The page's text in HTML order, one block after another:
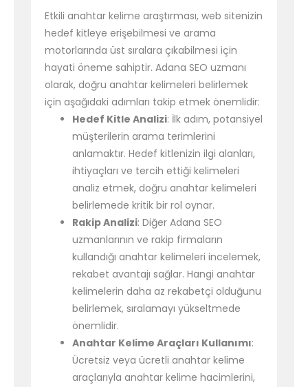
Etkili anahtar kelime araştırması, web sitenizin
hedef kitleye erişebilmesi ve arama
motorlarında üst sıralara çıkabilmesi için
hayati öneme sahiptir. Adana SEO uzmanı
olarak, doğru anahtar kelimeleri belirlemek
için aşağıdaki adımları takip etmek önemlidir:
Hedef Kitle Analizi: İlk adım, potansiyel
müşterilerin arama terimlerini
anlamaktır. Hedef kitlenizin ilgi alanları,
ihtiyaçları ve tercih ettiği kelimeleri
analiz etmek, doğru anahtar kelimeleri
belirlemede kritik bir rol oynar.
Rakip Analizi: Diğer Adana SEO
uzmanlarının ve rakip firmaların
kullandığı anahtar kelimeleri incelemek,
rekabet avantajı sağlar. Hangi anahtar
kelimelerin daha az rekabetçi olduğunu
belirlemek, sıralamayı yükseltmede
önemlidir.
Anahtar Kelime Araçları Kullanımı:
Ücretsiz veya ücretli anahtar kelime
araçlarıyla anahtar kelime hacimlerini,